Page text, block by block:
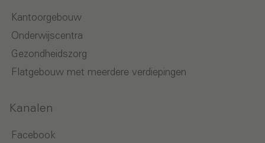
Kantoorgebouw
Onderwijscentra
Gezondheidszorg
Flatgebouw met meerdere verdiepingen
Kanalen
Facebook